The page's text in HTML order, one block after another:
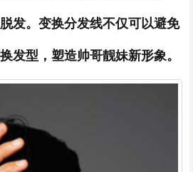
发。变换分发线不仅可以避免
发型，塑造帅哥靓妹新形象。